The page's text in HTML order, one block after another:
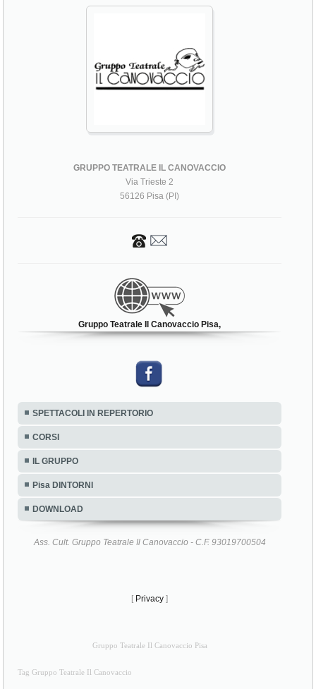
GRUPPO TEATRALE IL CANOVACCIO
Via Trieste 2
56126 Pisa (PI)
Gruppo Teatrale Il Canovaccio Pisa,
SPETTACOLI IN REPERTORIO
CORSI
IL GRUPPO
Pisa DINTORNI
DOWNLOAD
Ass. Cult. Gruppo Teatrale Il Canovaccio - C.F. 93019700504
[ Privacy ]
Gruppo Teatrale Il Canovaccio Pisa
Tag Gruppo Teatrale Il Canovaccio